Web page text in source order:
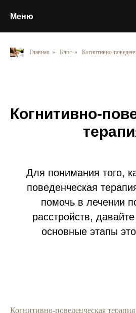
Меню
Главная » Блог » Когнитивно-
Когнитивно-
Для понимания того,
поведенческая
помочь в лечении
расстройств,
основные этапы
Когнитивно-поведенческая